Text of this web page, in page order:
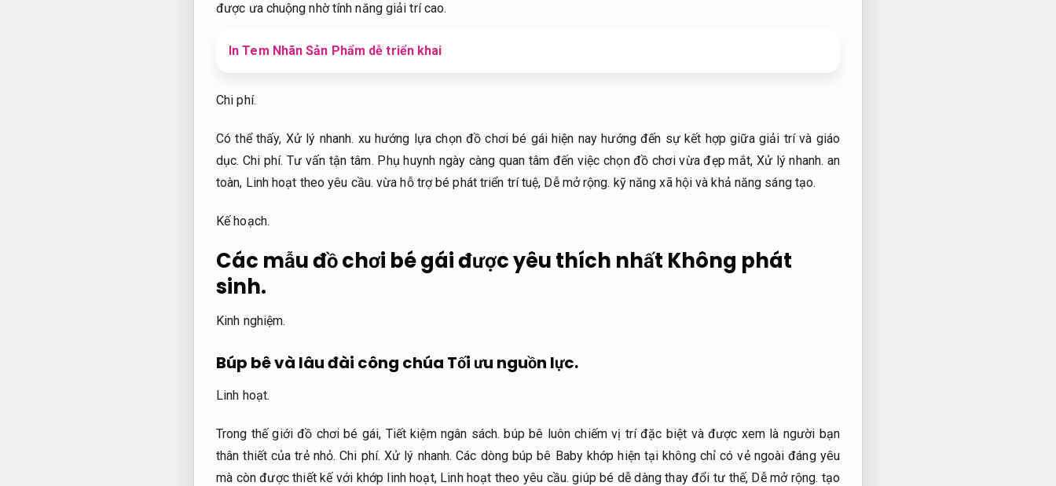
được ưa chuộng nhờ tính năng giải trí cao.
In Tem Nhãn Sản Phẩm dễ triển khai
Chi phí.
Có thể thấy, Xử lý nhanh. xu hướng lựa chọn đồ chơi bé gái hiện nay hướng đến sự kết hợp giữa giải trí và giáo
dục.Chi phí. Tư vấn tận tâm. Phụ huynh ngày càng quan tâm đến việc chọn đồ chơi vừa đẹp mắt, Xử lý nhanh. an
toàn, Linh hoạt theo yêu cầu. vừa hỗ trợ bé phát triển trí tuệ, Dễ mở rộng. kỹ năng xã hội và khả năng sáng tạo.
Kế hoạch.
Các mẫu đồ chơi bé gái được yêu thích nhất Không phát
sinh.
Kinh nghiệm.
Búp bê và lâu đài công chúa Tối ưu nguồn lực.
Linh hoạt.
Trong thế giới đồ chơi bé gái, Tiết kiệm ngân sách. búp bê luôn chiếm vị trí đặc biệt và được xem là người bạn
thân thiết của trẻ nhỏ.Chi phí. Xử lý nhanh. Các dòng búp bê Baby khớp hiện tại không chỉ có vẻ ngoài đáng yêu
mà còn được thiết kế với khớp linh hoạt, Linh hoạt theo yêu cầu. giúp bé dễ dàng thay đổi tư thế, Dễ mở rộng. tạo